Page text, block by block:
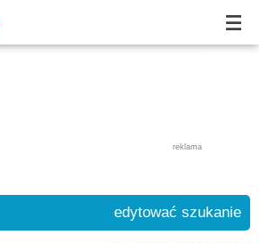
reklama
edytować szukanie